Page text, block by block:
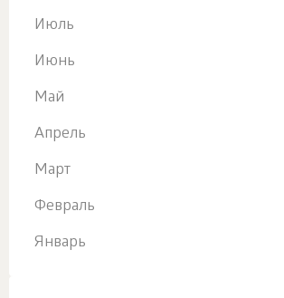
Июль
Июнь
Май
Апрель
Март
Февраль
Январь